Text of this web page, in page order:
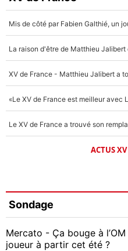
ACTUS
Sondage
Mercato - Ça bouge à
joueur à partir cet été ?